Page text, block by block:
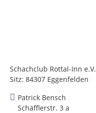
Schachclub Rottal-Inn e.V.
Sitz: 84307 Eggenfelden
Patrick Bensch
Schäfflerstr. 3 a